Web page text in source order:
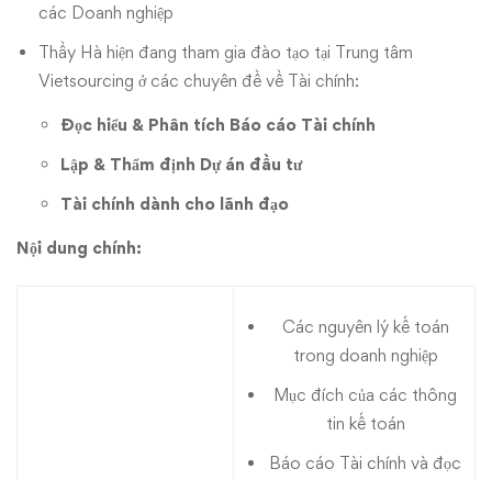
các Doanh nghiệp
Thầy Hà hiện đang tham gia đào tạo tại Trung tâm
Vietsourcing ở các chuyên đề về Tài chính:
Đọc hiểu & Phân tích Báo cáo Tài chính
Lập & Thẩm định Dự án đầu tư
Tài chính dành cho lãnh đạo
Nội dung chính:
Các nguyên lý kế toán
trong doanh nghiệp
Mục đích của các thông
tin kế toán
Báo cáo Tài chính và đọc